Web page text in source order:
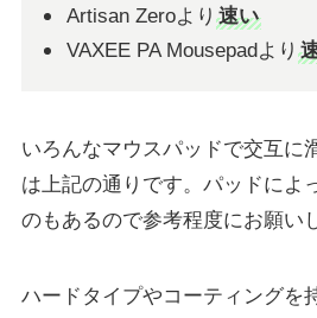
Artisan Zeroより速い
VAXEE PA Mousepadより
いろんなマウスパッドで交互に
は上記の通りです。パッドによ
のもあるので参考程度にお願い
ハードタイプやコーティングを